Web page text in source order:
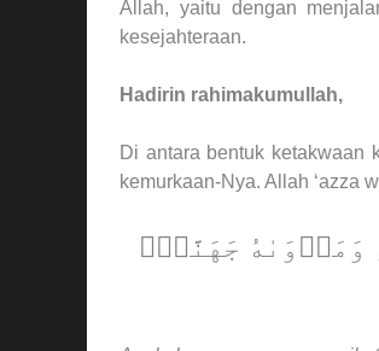
Allah, yaitu dengan
kesejahteraan.
Hadirin rahimakumullah,
Di antara bentuk ketakwaan
kemurkaan-Nya. Allah ‘azza
وَمَأۡوَىٰهُ جَهَنَّمُۖ